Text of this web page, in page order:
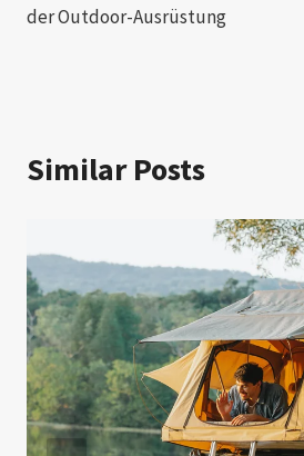
der Outdoor-Ausrüstung
Similar Posts